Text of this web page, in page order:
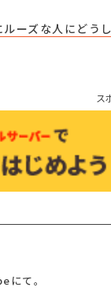
ーズな人にどう
ス
にて。